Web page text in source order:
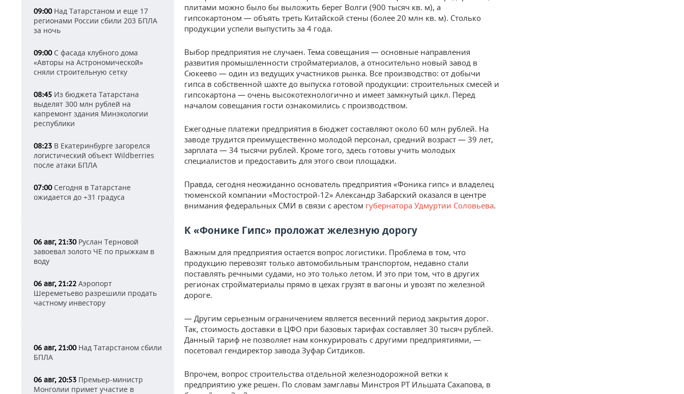
09:00Над Татарстаном и еще 17
регионами России сбили 203 БПЛА
за ночь
09:00С фасада клубного дома
«Авторы на Астрономической»
сняли строительную сетку
08:45 Из бюджета Татарстана
выделят 300 млн рублей на
капремонт здания Минэкологии
республики
08:23 В Екатеринбурге загорелся
логистический объект Wildberries
после атаки БПЛА
07:00Сегодня в Татарстане
ожидается до +31 градуса
06 авг, 21:30Руслан Терновой
завоевал золото ЧЕ по прыжкам в
воду
06 авг, 21:22 Аэропорт
Шереметьево разрешили продать
частному инвестору
06 авг, 21:00Над Татарстаном сбили
БПЛА
06 авг, 20:53 Премьер-министр
Монголии примет участие в
плитами можно было бы выложить берег Волги (900 тысяч кв. м), а
гипсокартоном — объять треть Китайской стены (более 20 млн кв. м). Столько
продукции успели выпустить за 4 года.
Выбор предприятия не случаен. Тема совещания — основные направления
развития промышленности стройматериалов, а относительно новый завод в
Сюкеево — один из ведущих участников рынка. Все производство: от добычи
гипса в собственной шахте до выпуска готовой продукции: строительных смесей и
гипсокартона — очень высокотехнологично и имеет замкнутый цикл. Перед
началом совещания гости ознакомились с производством.
Ежегодные платежи предприятия в бюджет составляют около 60 млн рублей. На
заводе трудится преимущественно молодой персонал, средний возраст — 39 лет,
зарплата — 34 тысячи рублей. Кроме того, здесь готовы учить молодых
специалистов и предоставить для этого свои площадки.
Правда, сегодня неожиданно основатель предприятия «Фоника гипс» и владелец
тюменской компании «Мостострой-12» Александр Забарский оказался в центре
внимания федеральных СМИ в связи с арестом губернатора Удмуртии Соловьева.
К «Фонике Гипс» проложат железную дорогу
Важным для предприятия остается вопрос логистики. Проблема в том, что
продукцию перевозят только автомобильным транспортом, недавно стали
поставлять речными судами, но это только летом. И это при том, что в других
регионах стройматериалы прямо в цехах грузят в вагоны и увозят по железной
дороге.
— Другим серьезным ограничением является весенний период закрытия дорог.
Так, стоимость доставки в ЦФО при базовых тарифах составляет 30 тысяч рублей.
Данный тариф не позволяет нам конкурировать с другими предприятиями, —
посетовал гендиректор завода Зуфар Ситдиков.
Впрочем, вопрос строительства отдельной железнодорожной ветки к
предприятию уже решен. По словам замглавы Минстроя РТ Ильшата Сахапова, в